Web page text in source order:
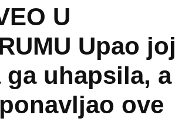
U
Upao joj
uhapsila, a
ove